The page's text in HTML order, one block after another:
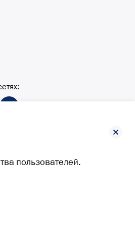
угля и занимающую
Кемеровской области
пользователей.